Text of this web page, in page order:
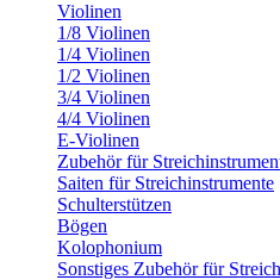
Violinen
1/8 Violinen
1/4 Violinen
1/2 Violinen
3/4 Violinen
4/4 Violinen
E-Violinen
Zubehör für
Saiten für Streichinstrumente
Schulterstützen
Bögen
Kolophonium
Sonstiges Zubehör für